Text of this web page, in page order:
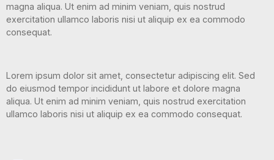
magna aliqua. Ut enim ad minim veniam, quis nostrud
exercitation ullamco laboris nisi ut aliquip ex ea commodo
consequat.
Lorem ipsum dolor sit amet, consectetur adipiscing elit. Sed
do eiusmod tempor incididunt ut labore et dolore magna
aliqua. Ut enim ad minim veniam, quis nostrud exercitation
ullamco laboris nisi ut aliquip ex ea commodo consequat.